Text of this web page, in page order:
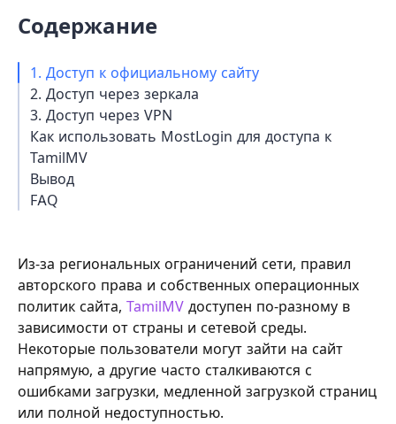
Содержание
1. Доступ к официальному сайту
2. Доступ через зеркала
3. Доступ через VPN
Как использовать MostLogin для доступа к
TamilMV
Вывод
FAQ
Из-за региональных ограничений сети, правил
авторского права и собственных операционных
политик сайта, TamilMV доступен по-разному в
зависимости от страны и сетевой среды.
Некоторые пользователи могут зайти на сайт
напрямую, а другие часто сталкиваются с
ошибками загрузки, медленной загрузкой страниц
или полной недоступностью.